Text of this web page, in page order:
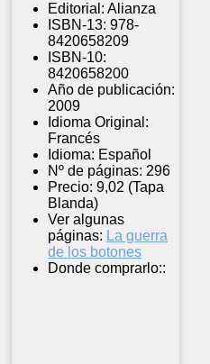
Editorial: Alianza
ISBN-13: 978-
8420658209
ISBN-10:
8420658200
Año de publicación:
2009
Idioma Original:
Francés
Idioma: Español
Nº de páginas: 296
Precio: 9,02 (Tapa
Blanda)
Ver algunas
páginas: La guerra
de los botones
Donde comprarlo::